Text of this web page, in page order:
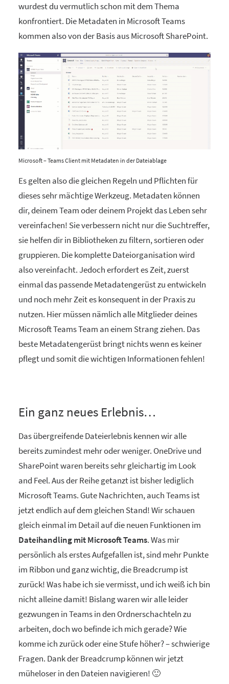
wurdest du vermutlich schon mit dem Thema
konfrontiert. Die Metadaten in Microsoft Teams
kommen also von der Basis aus Microsoft SharePoint.
Microsoft – Teams Client mit Metadaten in der Dateiablage
Es gelten also die gleichen Regeln und Pflichten für
dieses sehr mächtige Werkzeug. Metadaten können
dir, deinem Team oder deinem Projekt das Leben sehr
vereinfachen! Sie verbessern nicht nur die Suchtreffer,
sie helfen dir in Bibliotheken zu filtern, sortieren oder
gruppieren. Die komplette Dateiorganisation wird
also vereinfacht. Jedoch erfordert es Zeit, zuerst
einmal das passende Metadatengerüst zu entwickeln
und noch mehr Zeit es konsequent in der Praxis zu
nutzen. Hier müssen nämlich alle Mitglieder deines
Microsoft Teams Team an einem Strang ziehen. Das
beste Metadatengerüst bringt nichts wenn es keiner
pflegt und somit die wichtigen Informationen fehlen!
Ein ganz neues Erlebnis…
Das übergreifende Dateierlebnis kennen wir alle
bereits zumindest mehr oder weniger. OneDrive und
SharePoint waren bereits sehr gleichartig im Look
and Feel. Aus der Reihe getanzt ist bisher lediglich
Microsoft Teams. Gute Nachrichten, auch Teams ist
jetzt endlich auf dem gleichen Stand! Wir schauen
gleich einmal im Detail auf die neuen Funktionen im
Dateihandling mit Microsoft Teams. Was mir
persönlich als erstes Aufgefallen ist, sind mehr Punkte
im Ribbon und ganz wichtig, die Breadcrump ist
zurück! Was habe ich sie vermisst, und ich weiß ich bin
nicht alleine damit! Bislang waren wir alle leider
gezwungen in Teams in den Ordnerschachteln zu
arbeiten, doch wo befinde ich mich gerade? Wie
komme ich zurück oder eine Stufe höher? – schwierige
Fragen. Dank der Breadcrump können wir jetzt
müheloser in den Dateien navigieren! 🙂